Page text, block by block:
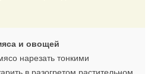
и овощей
нарезать тонкими